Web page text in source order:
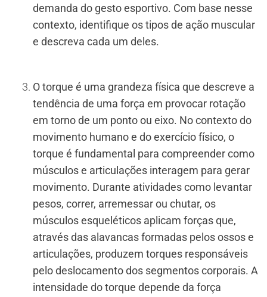
demanda do gesto esportivo. Com base nesse
contexto, identifique os tipos de ação muscular
e descreva cada um deles.
O torque é uma grandeza física que descreve a
tendência de uma força em provocar rotação
em torno de um ponto ou eixo. No contexto do
movimento humano e do exercício físico, o
torque é fundamental para compreender como
músculos e articulações interagem para gerar
movimento. Durante atividades como levantar
pesos, correr, arremessar ou chutar, os
músculos esqueléticos aplicam forças que,
através das alavancas formadas pelos ossos e
articulações, produzem torques responsáveis
pelo deslocamento dos segmentos corporais. A
intensidade do torque depende da força